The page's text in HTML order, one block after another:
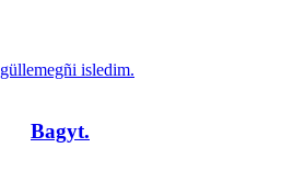
isledim.
Bagyt.